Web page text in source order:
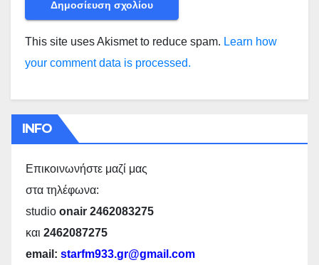
This site uses Akismet to reduce spam. Learn how
your comment data is processed.
INFO
Επικοινωνήστε μαζί μας
στα τηλέφωνα:
studio onair 2462083275
και 2462087275
email: starfm933.gr@gmail.com